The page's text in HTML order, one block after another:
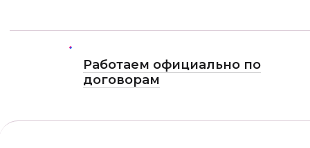
Работаем официально по
договорам